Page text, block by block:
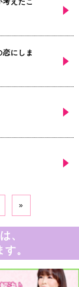
考えたこ
にしま
»
、
。